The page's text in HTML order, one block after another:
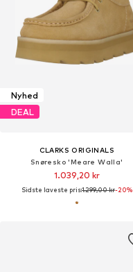
Nyhed
DEAL
CLARKS ORIGINALS
Snøresko 'Meare Walla'
1.039,20 kr
Sidste laveste pris:1.299,00 kr-20%